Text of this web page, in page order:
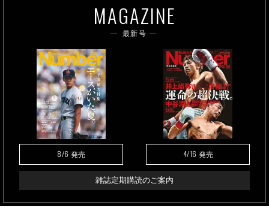
MAGAZINE
最新号
8/6 発売 4/16 発売
雑誌定期購読のご案内